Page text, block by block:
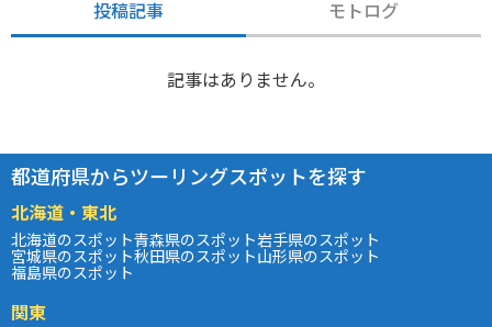
投稿記事 モトログ
記事はありません。
都道府県からツーリングスポットを探す
北海道・東北
北海道のスポット青森県のスポット岩手県のスポット
宮城県のスポット秋田県のスポット山形県のスポット
福島県のスポット
関東